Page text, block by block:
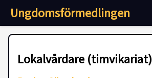
Ungdomsförmedlingen
Lokalvårdare (timvikariat)